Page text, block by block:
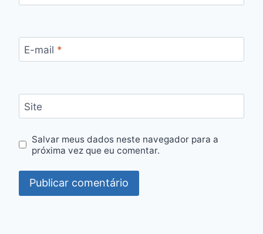
E-mail *
Site
Salvar meus dados neste navegador para a
próxima vez que eu comentar.